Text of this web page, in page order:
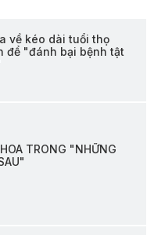
về kéo dài tuổi thọ
để "đánh bại bệnh tật
TRONG "NHỮNG